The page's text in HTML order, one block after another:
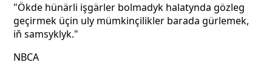
"Ökde hünärli işgärler bolmadyk halatynda gözleg
geçirmek üçin uly mümkinçilikler barada gürlemek,
iň samsyklyk."
NBCA